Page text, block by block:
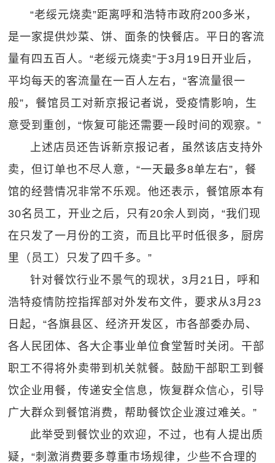
“老绥元烧卖”距离呼和浩特市政府200多米，
是一家提供炒菜、饼、面条的快餐店。平日的客流
量有四五百人。“老绥元烧卖”于3月19日开业后，
平均每天的客流量在一百人左右，“客流量很一
般”，餐馆员工对新京报记者说，受疫情影响，生
意受到重创，“恢复可能还需要一段时间的观察。”
上述店员还告诉新京报记者，虽然该店支持外
卖，但订单也不尽人意，“一天最多8单左右”，餐
馆的经营情况非常不乐观。他还表示，餐馆原本有
30名员工，开业之后，只有20余人到岗，“我们现
在只发了一月份的工资，而且比平时低很多，厨房
里（员工）只发了四千多。”
针对餐饮行业不景气的现状，3月21日，呼和
浩特疫情防控指挥部对外发布文件，要求从3月23
日起，“各旗县区、经济开发区，市各部委办局、
各人民团体、各大企事业单位食堂暂时关闭。干部
职工不得将外卖带到机关就餐。鼓励干部职工到餐
饮企业用餐，传递安全信息，恢复群众信心，引导
广大群众到餐馆消费，帮助餐饮企业渡过难关。”
此举受到餐饮业的欢迎，不过，也有人提出质
疑，“刺激消费要多尊重市场规律，少些不合理的